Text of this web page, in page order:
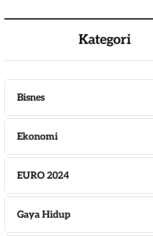
Kategori
Bisnes
Ekonomi
EURO 2024
Gaya Hidup